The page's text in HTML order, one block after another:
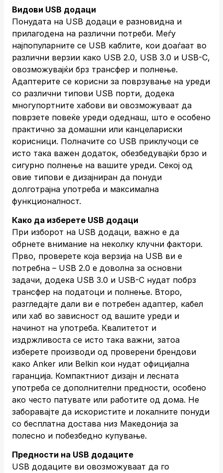
Видови USB додаци
Понудата на USB додаци е разновидна и
прилагодена на различни потреби. Меѓу
најпопуларните се USB каблите, кои доаѓаат во
различни верзии како USB 2.0, USB 3.0 и USB-C,
овозможувајќи брз трансфер и полнење.
Адаптерите се корисни за поврзување на уреди
со различни типови USB порти, додека
многупортните хабови ви овозможуваат да
поврзете повеќе уреди одеднаш, што е особено
практично за домашни или канцелариски
корисници. Полначите со USB приклучоци се
исто така важен додаток, обезбедувајќи брзо и
сигурно полнење на вашите уреди. Секој од
овие типови е дизајниран да понуди
долготрајна употреба и максимална
функционалност.
Како да изберете USB додаци
При изборот на USB додаци, важно е да
обрнете внимание на неколку клучни фактори.
Прво, проверете која верзија на USB ви е
потребна – USB 2.0 е доволна за основни
задачи, додека USB 3.0 и USB-C нудат побрз
трансфер на податоци и полнење. Второ,
разгледајте дали ви е потребен адаптер, кабел
или хаб во зависност од вашите уреди и
начинот на употреба. Квалитетот и
издржливоста се исто така важни, затоа
изберете производи од проверени брендови
како Anker или Belkin кои нудат официјална
гаранција. Компактниот дизајн и лесната
употреба се дополнителни предности, особено
ако често патувате или работите од дома. Не
заборавајте да искористите и локалните понуди
со бесплатна достава низ Македонија за
полесно и побезбедно купување.
Предности на USB додаците
USB додаците ви овозможуваат да го